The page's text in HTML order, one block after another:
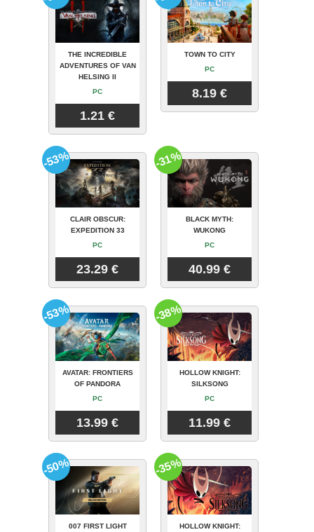
THE INCREDIBLE
ADVENTURES OF VAN
HELSING II
PC
1.21 €
TOWN TO CITY
PC
8.19 €
CLAIR OBSCUR:
EXPEDITION 33
PC
23.29 €
-53%
BLACK MYTH:
WUKONG
PC
40.99 €
-31%
AVATAR: FRONTIERS
OF PANDORA
PC
13.99 €
-53%
HOLLOW KNIGHT:
SILKSONG
PC
11.99 €
-38%
007 FIRST LIGHT
-50%
HOLLOW KNIGHT:
-35%